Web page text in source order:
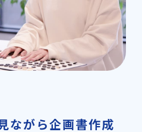
ながら企画書作成